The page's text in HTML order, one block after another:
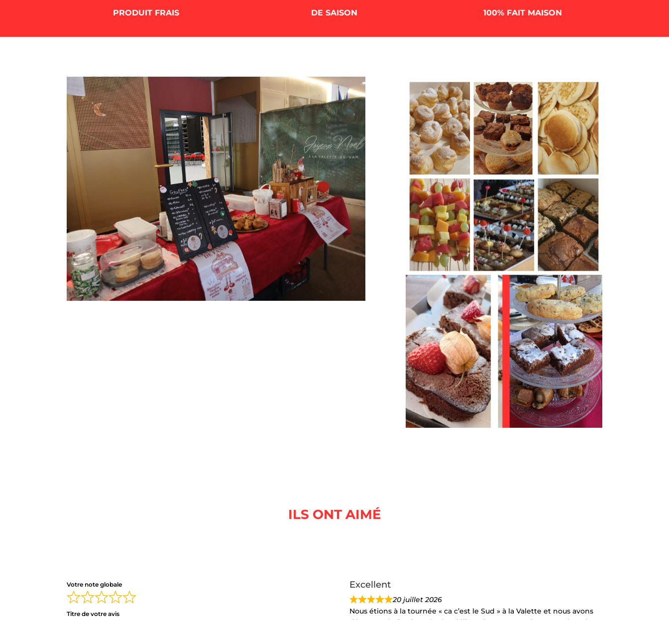
PRODUIT FRAIS DE SAISON 100% FAIT MAISON
ILS ONT AIMÉ
Votre note globale
Titre de votre avis
Excellent
20 juillet 2026
Nous étions à la tournée « ca c’est le Sud » à la Valette et nous avons